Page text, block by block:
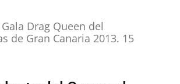
Drag Queen del
de Gran Canaria 2013. 15